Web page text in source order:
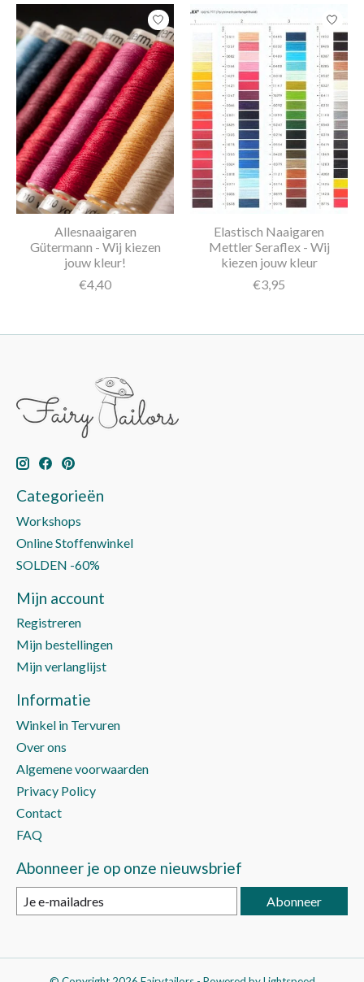
Items van productcarrousel
Allesnaaigaren
Gütermann - Wij kiezen
jouw kleur!
€4,40
Elastisch Naaigaren
Mettler Seraflex - Wij
kiezen jouw kleur
€3,95
Categorieën
Workshops
Online Stoffenwinkel
SOLDEN -60%
Mijn account
Registreren
Mijn bestellingen
Mijn verlanglijst
Informatie
Winkel in Tervuren
Over ons
Algemene voorwaarden
Privacy Policy
Contact
FAQ
Abonneer je op onze nieuwsbrief
Abonneer